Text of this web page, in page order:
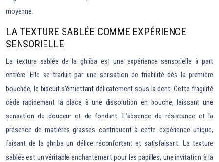
moyenne.
LA TEXTURE SABLÉE COMME EXPÉRIENCE
SENSORIELLE
La texture sablée de la ghriba est une expérience sensorielle à part
entière. Elle se traduit par une sensation de friabilité dès la première
bouchée, le biscuit s’émiettant délicatement sous la dent. Cette fragilité
cède rapidement la place à une dissolution en bouche, laissant une
sensation de douceur et de fondant. L’absence de résistance et la
présence de matières grasses contribuent à cette expérience unique,
faisant de la ghriba un délice réconfortant et satisfaisant. La texture
sablée est un véritable enchantement pour les papilles, une invitation à la